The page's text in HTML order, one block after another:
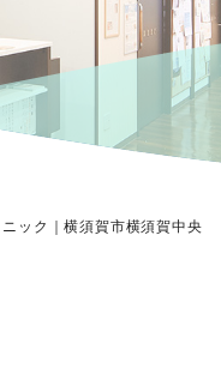
ック｜横須賀市横須賀中央